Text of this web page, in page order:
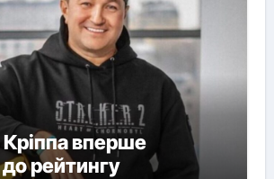
вперше
рейтингу